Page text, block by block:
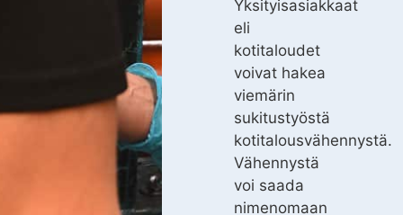
Yksityisasiakkaat
eli
kotitaloudet
voivat hakea
viemärin
sukitustyöstä
kotitalousvähennystä.
Vähennystä
voi saada
nimenomaan